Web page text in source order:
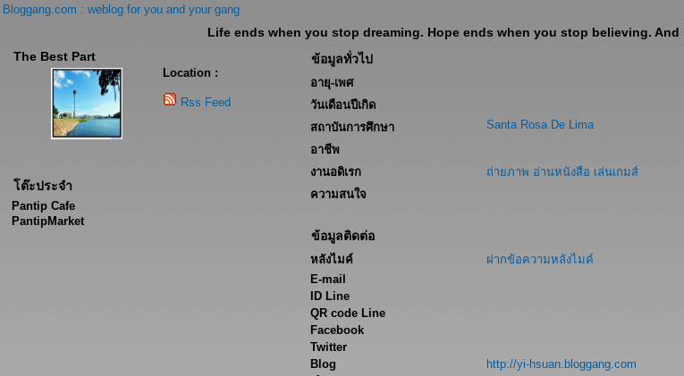
Bloggang.com : weblog for you and your gang
Life ends when you stop dreaming. Hope ends when you stop believing.
The Best Part
Location :
Rss Feed
โต๊ะประจำ
Pantip Cafe
PantipMarket
ข้อมูลทั่วไป
อายุ-เพศ
วันเดือนปีเกิด
สถาบันการศึกษา
Santa Rosa De Lima
อาชีพ
งานอดิเรก
ถ่ายภาพ อ่านหนังสือ เล่นเกมส์
ความสนใจ
ข้อมูลติดต่อ
หลังไมค์
ฝากข้อความหลังไมค์
E-mail
ID Line
QR code Line
Facebook
Twitter
Blog
http://yi-hsuan.bloggang.com